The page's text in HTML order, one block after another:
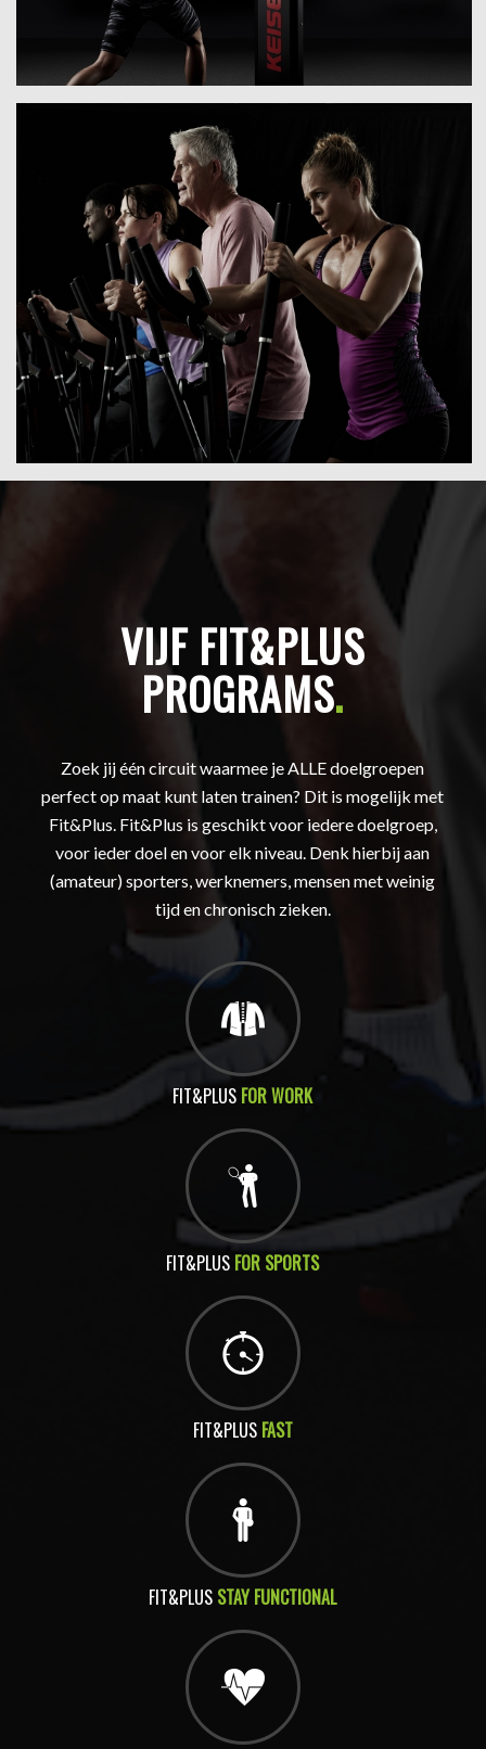
VIJF FIT&PLUS
PROGRAMS.
Zoek jij één circuit waarmee je ALLE doelgroepen
perfect op maat kunt laten trainen? Dit is mogelijk met
Fit&Plus. Fit&Plus is geschikt voor iedere doelgroep,
voor ieder doel en voor elk niveau. Denk hierbij aan
(amateur) sporters, werknemers, mensen met weinig
tijd en chronisch zieken.
FIT&PLUS FOR WORK
FIT&PLUS FOR SPORTS
FIT&PLUS FAST
FIT&PLUS STAY FUNCTIONAL